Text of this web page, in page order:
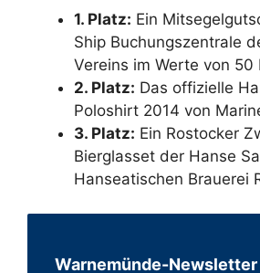
1. Platz: Ein
Ship Buchungszentrale
Vereins im Werte von 50
2. Platz: Das offizielle
Poloshirt 2014 von
3. Platz: Ein Rostocker
Bierglasset der Hanse
Hanseatischen Brauerei
Warnemünde-Newsletter